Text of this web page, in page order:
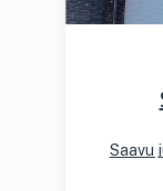
Saavu